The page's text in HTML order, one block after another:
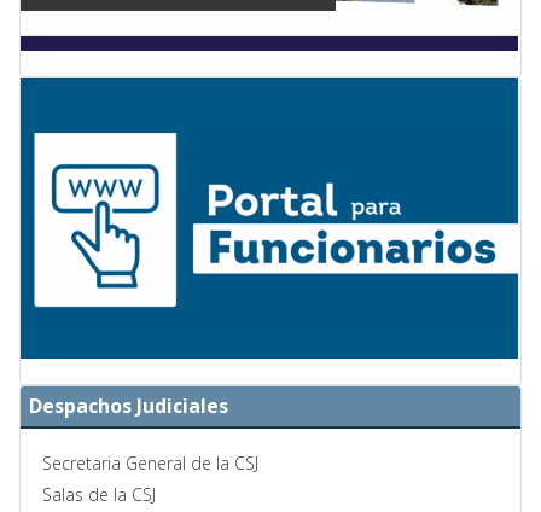
Despachos Judiciales
Secretaria General de la CSJ
Salas de la CSJ